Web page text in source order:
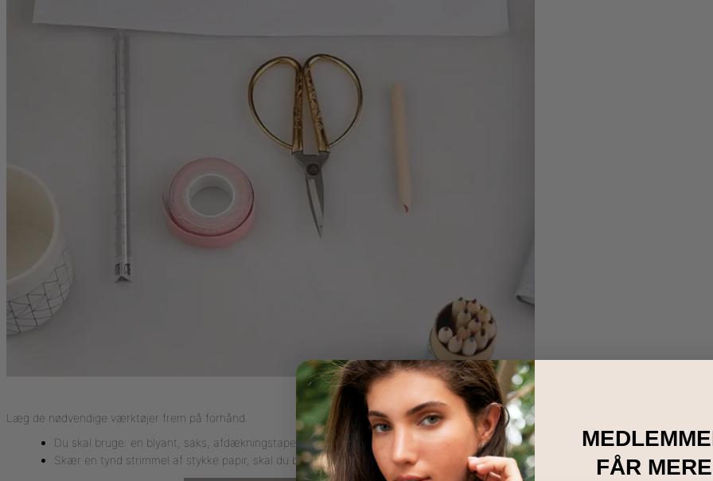
Læg de nødvendige værktøjer frem på forhånd.
Du skal bruge: en blyant, saks, afdækningstape, en lineal og et stykke papir.
Skær en tynd strimmel af stykke papir, skal du bruge dette til at måle dit håndled.
FÅR MERE